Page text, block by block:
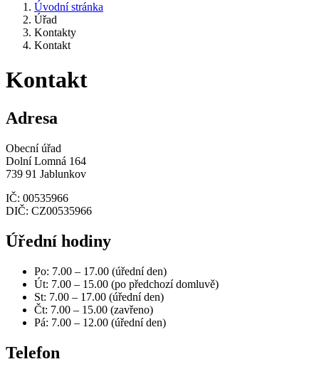
Úvodní stránka
Úřad
Kontakty
Kontakt
Kontakt
Adresa
Obecní úřad
Dolní Lomná 164
739 91 Jablunkov
IČ: 00535966
DIČ: CZ00535966
Úřední hodiny
Po: 7.00 – 17.00 (úřední den)
Út: 7.00 – 15.00 (po předchozí domluvě)
St: 7.00 – 17.00 (úřední den)
Čt: 7.00 – 15.00 (zavřeno)
Pá: 7.00 – 12.00 (úřední den)
Telefon